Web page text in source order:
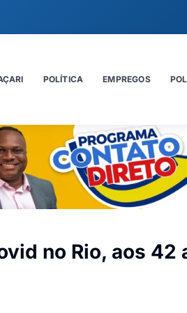
POLÍTICA EMPREGOS
no Rio, aos 42